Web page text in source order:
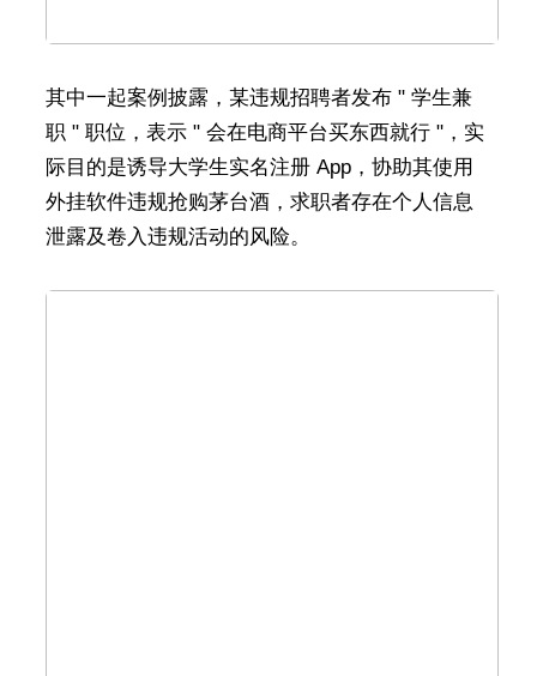
其中一起案例披露，某违规招聘者发布 " 学生兼
职 " 职位，表示 " 会在电商平台买东西就行 "，实
际目的是诱导大学生实名注册 App，协助其使用
外挂软件违规抢购茅台酒，求职者存在个人信息
泄露及卷入违规活动的风险。